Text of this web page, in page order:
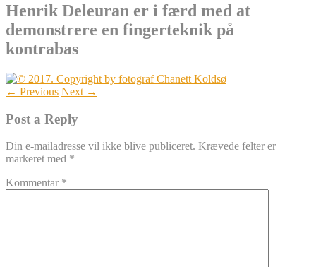
Henrik Deleuran er i færd med at
demonstrere en fingerteknik på
kontrabas
← Previous Next →
Post a Reply
Din e-mailadresse vil ikke blive publiceret. Krævede felter er
markeret med *
Kommentar *